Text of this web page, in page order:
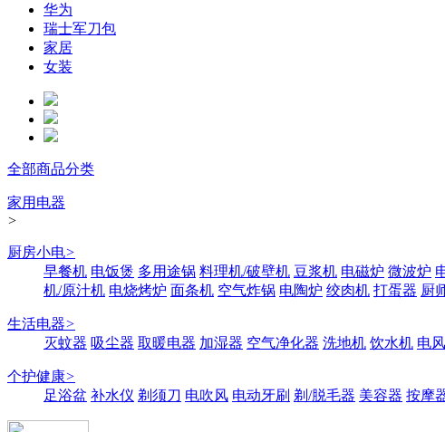
华为
瑞士军刀包
家居
女装
全部商品分类
家用电器
>
厨房小电>
早餐机 电饭煲 多用途锅 料理机/破壁机 豆浆机 电磁炉 微波炉
机/原汁机 电烧烤炉 面条机 空气炸锅 电陶炉 绞肉机 打蛋器 厨
生活电器>
灭蚊器 吸尘器 取暖电器 加湿器 空气净化器 洗地机 饮水机 电
个护健康>
足浴盆 补水仪 剃须刀 电吹风 电动牙刷 剃/脱毛器 美容器 按摩